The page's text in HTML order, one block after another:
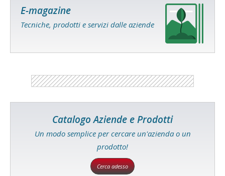
E-magazine
Tecniche, prodotti e servizi dalle aziende
Catalogo Aziende e Prodotti
Un modo semplice per cercare un'azienda o un
prodotto!
Cerca adesso